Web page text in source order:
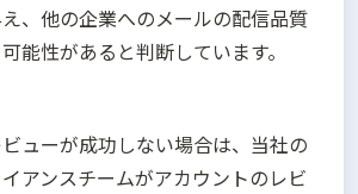
、他の企業へのメールの配信品質
能性があると判断しています。
ューが成功しない場合は、当社の
アンスチームがアカウントのレビ